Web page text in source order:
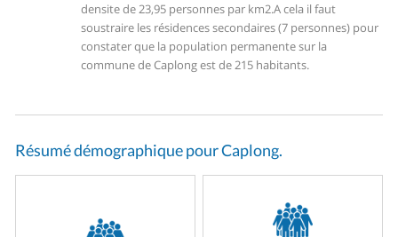
densite de 23,95 personnes par km2.A cela il faut
soustraire les résidences secondaires (7 personnes) pour
constater que la population permanente sur la
commune de Caplong est de 215 habitants.
Résumé démographique pour Caplong.